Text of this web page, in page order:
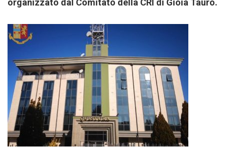
organizzato dal Comitato della CRI di Gioia Tauro.